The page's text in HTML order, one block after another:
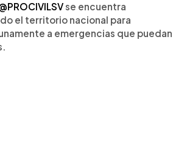
se encuentra
el territorio nacional para
a emergencias que puedan